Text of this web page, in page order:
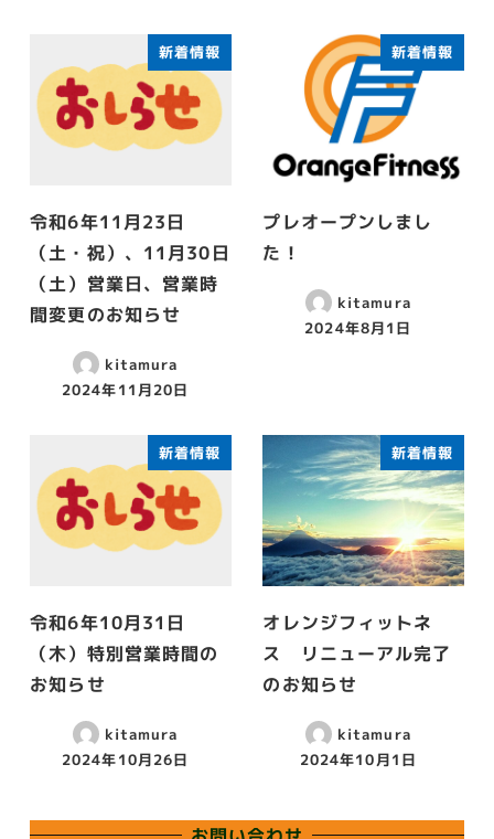
新着情報
令和6年11月23日
（土・祝）、11月30日
（土）営業日、営業時
間変更のお知らせ
kitamura
投稿日
2024年11月20日
新着情報
プレオープンしまし
た！
kitamura
投稿日
2024年8月1日
新着情報
令和6年10月31日
（木）特別営業時間の
お知らせ
kitamura
投稿日
2024年10月26日
新着情報
オレンジフィットネ
ス リニューアル完了
のお知らせ
kitamura
投稿日
2024年10月1日